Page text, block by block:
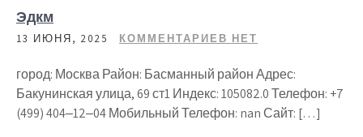
Эдкм
13 ИЮНЯ, 2025 КОММЕНТАРИЕВ НЕТ
город: Москва Район: Басманный район Адрес:
Бакунинская улица, 69 ст1 Индекс: 105082.0 Телефон: +7
(499) 404‒12‒04 Мобильный Телефон: nan Сайт: […]